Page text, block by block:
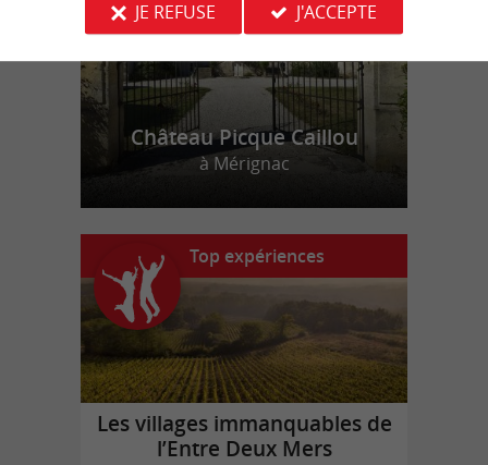
Château Picque Caillou
à Mérignac
Top expériences
Les villages immanquables de
l’Entre Deux Mers
JE REFUSE
J'ACCEPTE